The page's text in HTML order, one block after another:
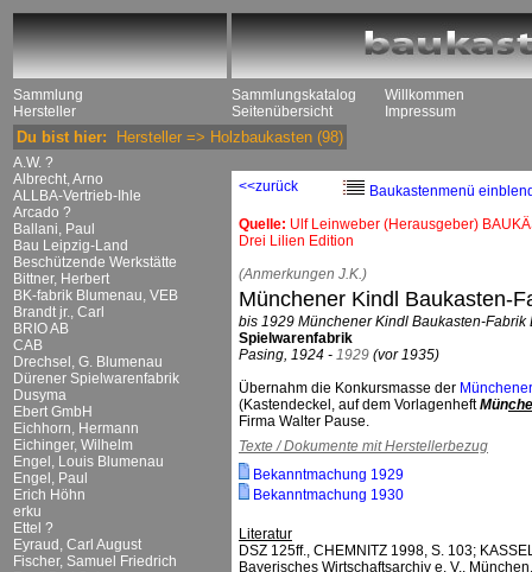
Sammlung
Hersteller
Sammlungskatalog
Seitenübersicht
Willkommen
Impressum
Du bist hier: Hersteller => Holzbaukasten (98)
A.W. ?
Albrecht, Arno
ALLBA-Vertrieb-Ihle
Arcado ?
Ballani, Paul
Bau Leipzig-Land
Beschützende Werkstätte
Bittner, Herbert
BK-fabrik Blumenau, VEB
Brandt jr., Carl
BRIO AB
CAB
Drechsel, G. Blumenau
Dürener Spielwarenfabrik
Dusyma
Ebert GmbH
Eichhorn, Hermann
Eichinger, Wilhelm
Engel, Louis Blumenau
Engel, Paul
Erich Höhn
erku
Ettel ?
Eyraud, Carl August
Fischer, Samuel Friedrich
<<zurück
Baukastenmenü
Quelle: Ulf Leinweber (Herausgeber)
Drei Lilien Edition
(Anmerkungen J.K.)
Münchener Kindl Baukasten-
bis 1929 Münchener Kindl Baukasten-Fabrik
Spielwarenfabrik
Pasing, 1924 - 1929 (vor 1935)
Übernahm die Konkursmasse der
(Kastendeckel, auf dem VorlagenheftMün
Firma Walter Pause.
Texte / Dokumente mit Herstellerbezug
Bekanntmachung 1929
Bekanntmachung 1930
Literatur
DSZ 125ff., CHEMNITZ 1998, S. 103;
Bayerisches Wirtschaftsarchiv e. V., München.